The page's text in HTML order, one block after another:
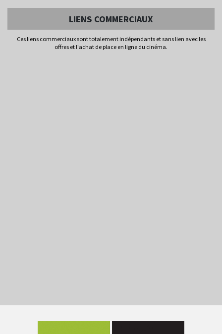
LIENS COMMERCIAUX
Ces liens commerciaux sont totalement indépendants et sans lien avec les
offres et l'achat de place en ligne du cinéma.